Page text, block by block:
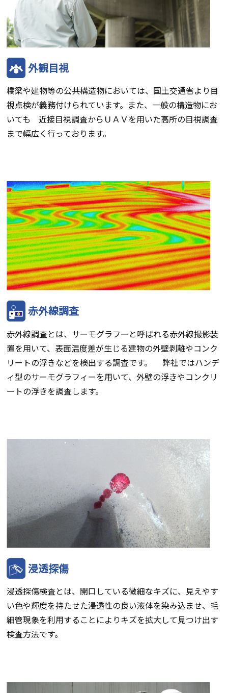
外観目視
橋梁や建物等の公共構造物においては、国土交通省より目
視点検が義務付けられています。また、一般の構造物にお
いても 近接目視調査からＵＡＶを用いた高所の目視調査
まで幅広く行っております。
赤外線調査
赤外線調査とは、サーモグラフーと呼ばれる赤外線撮影装
置を用いて、表面温度差が生じる建物の外壁剥離やコンク
リートの浮きなどを検出する調査です。 弊社ではハンデ
ィ型のサーモグラフィーを用いて、外壁の浮きやコンクリ
ートの浮きを調査します。
浸透探傷
浸透探傷検査とは、開口している微細なキズに、見えやす
い色や輝度を持たせた浸透性の良い液体を染み込ませ、毛
細管現象を利用することによりキズを拡大して見つけ出す
検査方法です。